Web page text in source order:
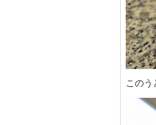
この